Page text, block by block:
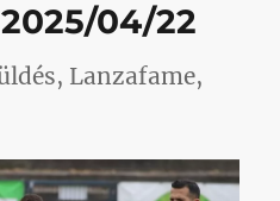
04/22
Lanzafame,